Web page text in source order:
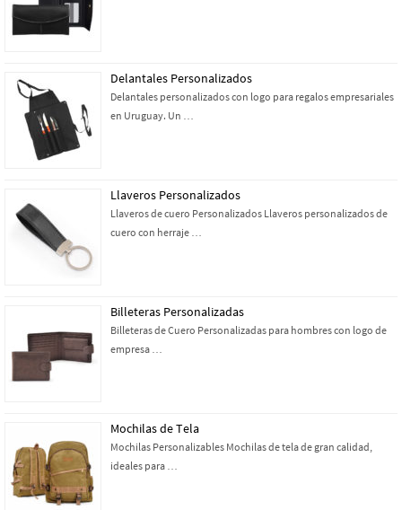
Delantales Personalizados
Delantales personalizados con logo para regalos empresariales
en Uruguay. Un …
Llaveros Personalizados
Llaveros de cuero Personalizados Llaveros personalizados de
cuero con herraje …
Billeteras Personalizadas
Billeteras de Cuero Personalizadas para hombres con logo de
empresa …
Mochilas de Tela
Mochilas Personalizables Mochilas de tela de gran calidad,
ideales para …